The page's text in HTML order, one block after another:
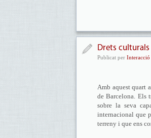
Drets culturals
Publicat per Interacció
Amb aquest quart
de Barcelona. Els
sobre la seva
internacional que
terreny i que ens